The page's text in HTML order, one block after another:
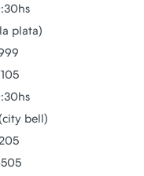
plata)
bell)